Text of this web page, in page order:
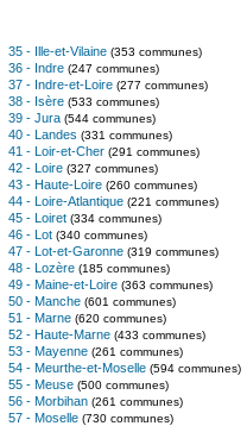
35 - Ille-et-Vilaine (353 communes)
36 - Indre (247 communes)
37 - Indre-et-Loire (277 communes)
38 - Isère (533 communes)
39 - Jura (544 communes)
40 - Landes (331 communes)
41 - Loir-et-Cher (291 communes)
42 - Loire (327 communes)
43 - Haute-Loire (260 communes)
44 - Loire-Atlantique (221 communes)
45 - Loiret (334 communes)
46 - Lot (340 communes)
47 - Lot-et-Garonne (319 communes)
48 - Lozère (185 communes)
49 - Maine-et-Loire (363 communes)
50 - Manche (601 communes)
51 - Marne (620 communes)
52 - Haute-Marne (433 communes)
53 - Mayenne (261 communes)
54 - Meurthe-et-Moselle (594 communes)
55 - Meuse (500 communes)
56 - Morbihan (261 communes)
57 - Moselle (730 communes)